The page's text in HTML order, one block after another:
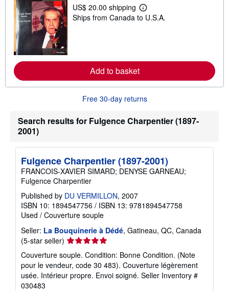
US$ 20.00 shipping
L
e
a
b
u
s
h
p
n
g
e
s
Ships from Canada to U.S.A.
Add to basket
Free 30-day returns
Search results for Fulgence Charpentier (1897-
2001)
Fulgence Charpentier (1897-2001)
FRANCOIS-XAVIER SIMARD; DENYSE GARNEAU;
Fulgence Charpentier
Published by DU VERMILLON, 2007
ISBN 10: 1894547756 / ISBN 13: 9781894547758
Used / Couverture souple
Seller: La Bouquinerie à Dédé, Gatineau, QC, Canada
(5-star seller) Seller
rating
5
out
of
Couverture souple. Condition: Bonne Condition. (Note
pour le vendeur, code 30 483). Couverture légèrement
usée. Intérieur propre. Envoi soigné. Seller Inventory #
030483